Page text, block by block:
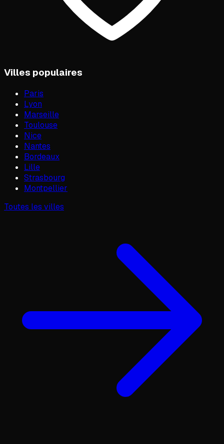
Villes populaires
Paris
Lyon
Marseille
Toulouse
Nice
Nantes
Bordeaux
Lille
Strasbourg
Montpellier
Toutes les villes